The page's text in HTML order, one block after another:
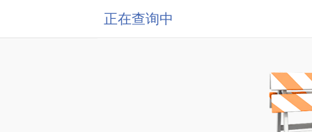
正在查询中